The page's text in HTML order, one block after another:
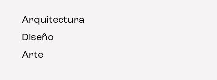
Arquitectura
Diseño
Arte